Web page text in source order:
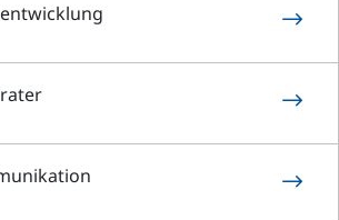
$
$
$